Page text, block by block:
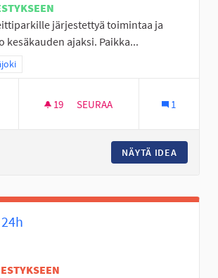
järjestettyä toimintaa ja
kesäkauden ajaksi. Paikka...
mukaan: Läntinen Seinäjoki
19 19 SEURAAJAA
SEURAA 1
NÄYTÄ IDEA